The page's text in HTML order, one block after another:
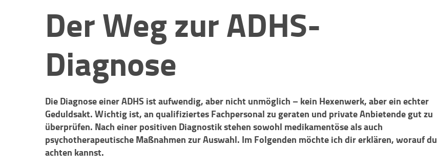
Der Weg zur ADHS-
Diagnose
Die Diagnose einer ADHS ist aufwendig, aber nicht unmöglich – kein Hexenwerk, aber ein echter
Geduldsakt. Wichtig ist, an qualifiziertes Fachpersonal zu geraten und private Anbietende gut zu
überprüfen. Nach einer positiven Diagnostik stehen sowohl medikamentöse als auch
psychotherapeutische Maßnahmen zur Auswahl. Im Folgenden möchte ich dir erklären, worauf du
achten kannst.